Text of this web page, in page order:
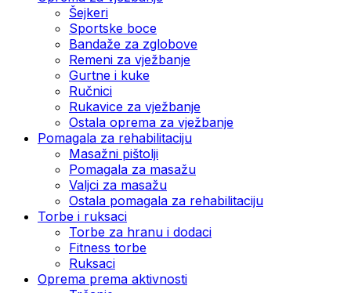
Šejkeri
Sportske boce
Bandaže za zglobove
Remeni za vježbanje
Gurtne i kuke
Ručnici
Rukavice za vježbanje
Ostala oprema za vježbanje
Pomagala za rehabilitaciju
Masažni pištolji
Pomagala za masažu
Valjci za masažu
Ostala pomagala za rehabilitaciju
Torbe i ruksaci
Torbe za hranu i dodaci
Fitness torbe
Ruksaci
Oprema prema aktivnosti